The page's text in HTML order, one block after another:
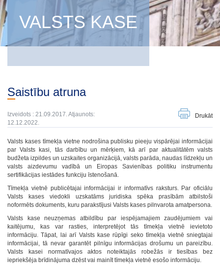
VALSTS KASE
Saistību atruna
Izveidots : 21.09.2017. Atjaunots:
12.12.2022.
Drukāt
Valsts kases tīmekļa vietne nodrošina publisku pieeju vispārējai informācijai
par Valsts kasi, tās darbību un mērķiem, kā arī par aktualitātēm valsts
budžeta izpildes un uzskaites organizācijā, valsts parāda, naudas līdzekļu un
valsts aizdevumu vadībā un Eiropas Savienības politiku instrumentu
sertifikācijas iestādes funkciju īstenošanā.
Tīmekļa vietnē publicētajai informācijai ir informatīvs raksturs. Par oficiālu
Valsts kases viedokli uzskatāms juridiska spēka prasībām atbilstoši
noformēts dokuments, kuru parakstījusi Valsts kases pilnvarota amatpersona.
Valsts kase neuzņemas atbildību par iespējamajiem zaudējumiem vai
kaitējumu, kas var rasties, interpretējot tās tīmekļa vietnē ievietoto
informāciju. Tāpat, lai arī Valsts kase rūpīgi seko tīmekļa vietnē sniegtajai
informācijai, tā nevar garantēt pilnīgu informācijas drošumu un pareizību.
Valsts kasei normatīvajos aktos noteiktajās robežās ir tiesības bez
iepriekšēja brīdinājuma dzēst vai mainīt tīmekļa vietnē esošo informāciju.